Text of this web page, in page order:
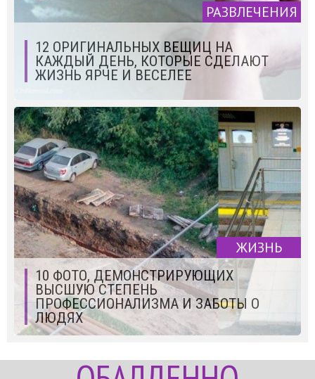
РАЗВЛЕЧЕНИЯ
12 ОРИГИНАЛЬНЫХ ВЕЩИЦ НА
КАЖДЫЙ ДЕНЬ, КОТОРЫЕ СДЕЛАЮТ
ЖИЗНЬ ЯРЧЕ И ВЕСЕЛЕЕ
ЖИЗНЬ
10 ФОТО, ДЕМОНСТРИРУЮЩИХ
ВЫСШУЮ СТЕПЕНЬ
ПРОФЕССИОНАЛИЗМА И ЗАБОТЫ О
ЛЮДЯХ